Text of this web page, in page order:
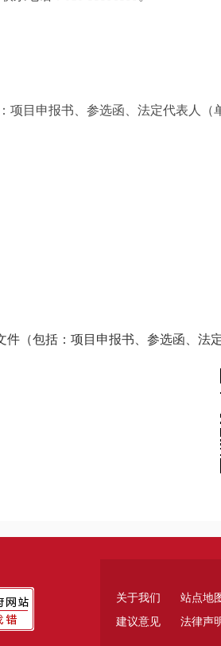
报书、参选函、法定代表人（单
北
包括：项目申报书、参选函、法
关于我们
站点地
建议意见
法律声